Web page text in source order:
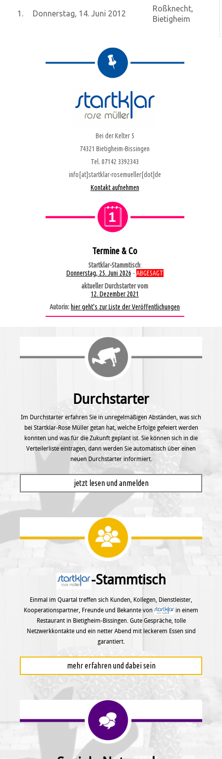
1. Donnerstag, 14. Juni 2012
Roßknecht,
Bietigheim
Bei der Kelter 5
74321 Bietigheim-Bissingen
Tel. 07142 3392343
info[at]startklar-rosemueller[dot]de
Kontakt aufnehmen
Termine & Co
Startklar-Stammtisch:
Donnerstag, 25. Juni 2026 -ABGESAGT
aktueller Durchstarter vom
12. Dezember 2021
Autorin: hier geht's zur Liste der Veröffentlichungen
Durchstarter
Im Durchstarter erfahren Sie in unregel­mäßigen Abständen, was sich
bei Startklar-Rose Müller getan hat, welche Erfolge gefeiert werden
konnten und was für die Zukunft geplant ist. Sie können sich in die
Verteilerliste eintragen, dann werden Sie automatisch über einen
neuen Durchstarter informiert.
jetzt lesen und anmelden
-Stammtisch
Einmal im Quartal treffen sich Kunden, Kollegen, Dienstleister,
Kooperationspartner, Freunde und Bekannte von
in einem
Restaurant in Bietigheim-Bissingen. Gute Gespräche, tolle
Netzwerkkontakte und ein netter Abend mit leckerem Essen sind
garantiert.
mehr erfahren und dabei sein